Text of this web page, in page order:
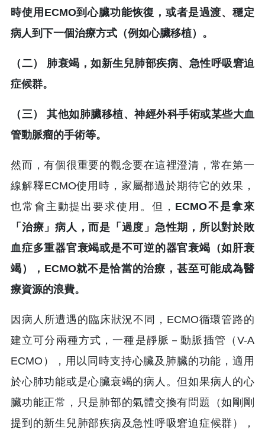
時使用ECMO到心臟功能恢復，或者是過渡、穩定
病人到下一個治療方式（例如心臟移植）。
（二） 肺衰竭，如新生兒肺部疾病、急性呼吸窘迫
症候群。
（三） 其他如肺臟移植、神經外科手術或某些大血
管動脈瘤的手術等。
然而，有個很重要的觀念要在這裡澄清，常在第一
線解釋ECMO使用時，家屬都過於期待它的效果，
也常會主動提出要求使用。但， ECMO不是拿來
「治療」病人，而是「過度」急性期，所以對於敗
血症多重器官衰竭或是不可逆的器官衰竭（如肝衰
竭），ECMO就不是恰當的治療，甚至可能成為醫
療資源的浪費。
因病人所遭遇的臨床狀況不同，ECMO循環管路的
建立可分兩種方式，一種是靜脈－動脈插管（V-A
ECMO），用以同時支持心臟及肺臟的功能，適用
於心肺功能或是心臟衰竭的病人。但如果病人的心
臟功能正常，只是肺部的氣體交換有問題（如剛剛
提到的新生兒肺部疾病及急性呼吸窘迫症候群），